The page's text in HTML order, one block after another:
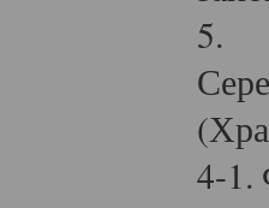
5.
4-1.